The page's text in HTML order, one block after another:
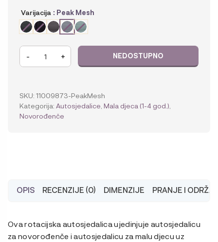
Varijacija : Peak Mesh
BeSafe
autosjedalica
B
i-
Size
- +
SKU: 11009873-PeakMesh
Kategorija: Autosjedalice Mala djeca (1-4 god.)
Novorođenče
OPIS RECENZIJE (0) DIMENZIJE PRANJE I
Ova rotacijska autosjedalica ujedinjuje autosjedalicu
za novorođenče i autosjedalicu za malu djecu uz